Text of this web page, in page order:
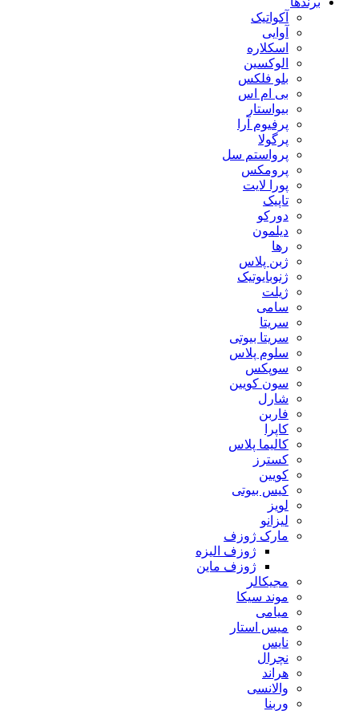
آکواتیک
آوایی
اسکلاره
الوکسین
بلو فلکس
بی ام اس
بیواستار
پرفیوم آرا
پرگولا
پرواستم سل
پرومکس
پورا لایت
تاپیک
دورکو
دیلمون
رها
ژبن پلاس
ژنوبایوتیک
ژیلت
سامی
سریتا
سریتا بیوتی
سلوم پلاس
سوپکس
سون کویین
شارل
فاربن
کاپرا
کالیما پلاس
کسترز
کویین
کیس بیوتی
لویز
لیزانو
مارک ژوزف
ژوزف الیزه
ژوزف ماین
مجیکالر
موند سیکا
میامی
میس استار
نایس
نچرال
هراند
والانسی
وربنا